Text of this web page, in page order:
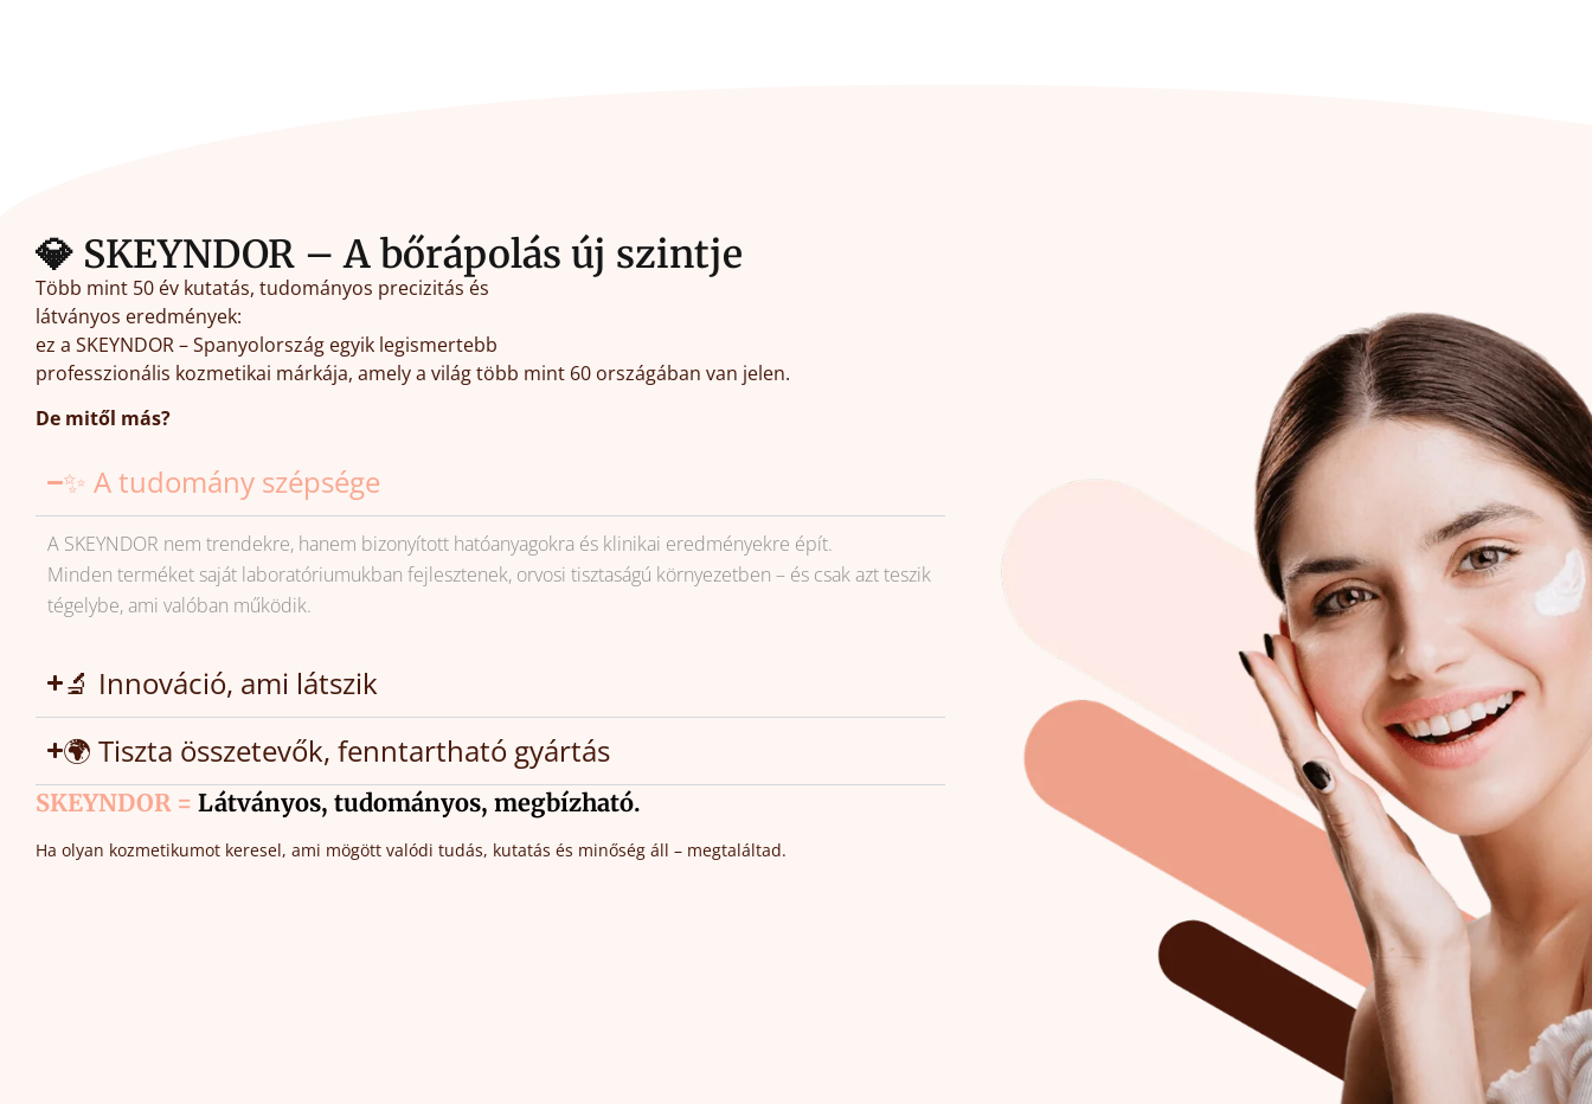
💎 SKEYNDOR – A bőrápolás új szintje
Több mint 50 év kutatás, tudományos precizitás és
látványos eredmények:
ez a SKEYNDOR – Spanyolország egyik legismertebb
professzionális kozmetikai márkája, amely a világ több mint 60 országában van jelen.
De mitől más?
✨ A tudomány szépsége
A SKEYNDOR nem trendekre, hanem bizonyított hatóanyagokra és klinikai eredményekre épít.
Minden terméket saját laboratóriumukban fejlesztenek, orvosi tisztaságú környezetben – és csak azt teszik
tégelybe, ami valóban működik.
🔬 Innováció, ami látszik
🌍 Tiszta összetevők, fenntartható gyártás
SKEYNDOR = Látványos, tudományos, megbízható.
Ha olyan kozmetikumot keresel, ami mögött valódi tudás, kutatás és minőség áll – megtaláltad.